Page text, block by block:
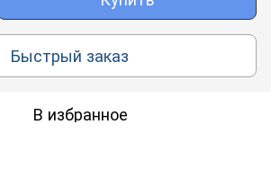
Быстрый заказ
В избранное